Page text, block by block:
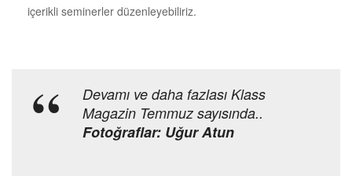
içerikli seminerler düzenleyebiliriz.
Devamı ve daha fazlası Klass
Magazin Temmuz sayısında..
Fotoğraflar: Uğur Atun